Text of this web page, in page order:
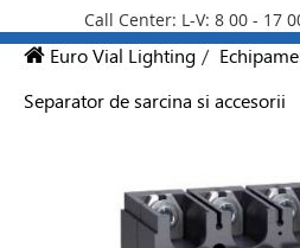
Call Center: L-V: 8 00 - 17
Euro Vial Lighting /
Separator de sarcina si accesorii